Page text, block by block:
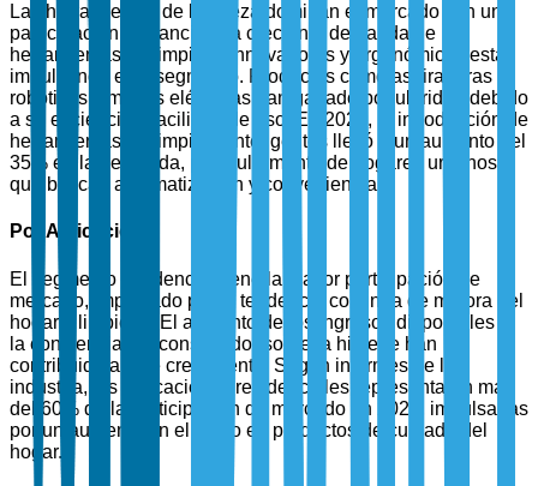
Las herramientas de limpieza dominan el mercado con una
participación sustancial. La creciente demanda de
herramientas de limpieza innovadoras y ergonómicas está
impulsando este segmento. Productos como aspiradoras
robóticas y mopas eléctricas han ganado popularidad debido
a su eficiencia y facilidad de uso. En 2024, la introducción de
herramientas de limpieza inteligentes llevó a un aumento del
35% en la demanda, particularmente de hogares urbanos
que buscan automatización y conveniencia.
Por Aplicación
El segmento residencial tiene la mayor participación de
mercado, impulsado por la tendencia continua de mejora del
hogar y limpieza. El aumento de los ingresos disponibles y
la conciencia del consumidor sobre la higiene han
contribuido a este crecimiento. Según informes de la
industria, las aplicaciones residenciales representaron más
del 60% de la participación de mercado en 2025, impulsadas
por un aumento en el gasto en productos de cuidado del
hogar.